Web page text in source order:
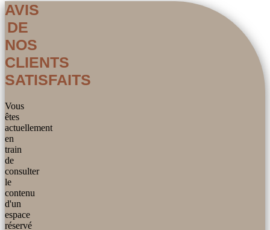
AVIS
DE
NOS
CLIENTS
SATISFAITS
Vous
êtes
actuellement
en
train
de
consulter
le
contenu
d'un
espace
réservé